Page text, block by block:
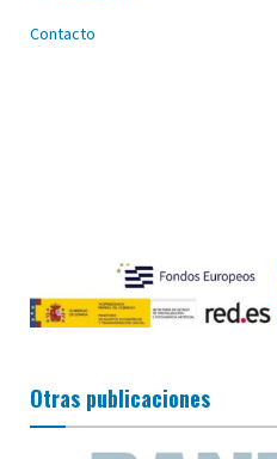
Contacto
Otras publicaciones